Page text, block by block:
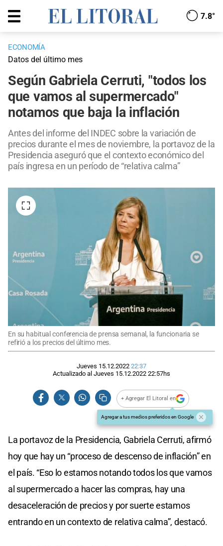
7.8°
ECONOMÍA
Datos del último mes
Según Gabriela Cerruti, "todos los
que vamos al supermercado"
notamos que baja la inflación
Antes del informe del INDEC sobre la variación de
precios durante el mes de noviembre, la portavoz de la
Presidencia aseguró que el contexto económico del
país ingresa en un período de “relativa calma”
En su habitual conferencia de prensa semanal, la funcionaria se
refirió a los precios del último mes.
Jueves 15.12.2022 22:37
Actualizado al Jueves 15.12.2022 22:57hs
+ Agregar El Litoral en
Agregar a tus medios preferidos en Google
La portavoz de la Presidencia, Gabriela Cerruti, afirmó
hoy que hay un “proceso de descenso de inflación” en
el país. “Eso lo estamos notando todos los que vamos
al supermercado a hacer las compras, hay una
desaceleración de precios y por suerte estamos
entrando en un contexto de relativa calma”, destacó.